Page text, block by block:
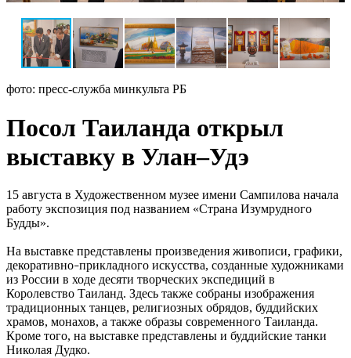
фото: пресс-служба минкульта РБ
Посол Таиланда открыл
выставку в Улан–Удэ
15 августа в Художественном музее имени Сампилова начала
работу экспозиция под названием «Страна Изумрудного
Будды».
На выставке представлены произведения живописи, графики,
декоративно–прикладного искусства, созданные художниками
из России в ходе десяти творческих экспедиций в
Королевство Таиланд. Здесь также собраны изображения
традиционных танцев, религиозных обрядов, буддийских
храмов, монахов, а также образы современного Таиланда.
Кроме того, на выставке представлены и буддийские танки
Николая Дудко.